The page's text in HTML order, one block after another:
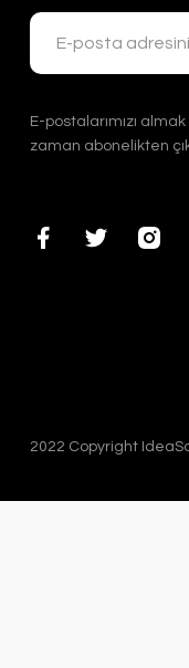
E-postalarımızı
zaman abonelikten
2022 Copyright